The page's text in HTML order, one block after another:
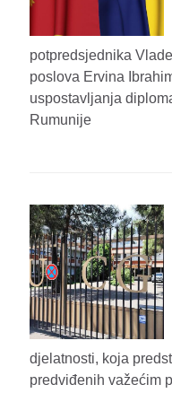
potpredsjednika
poslova Ervina
uspostavljanja
Rumunije
djelatnosti, koja
predviđenih važećim